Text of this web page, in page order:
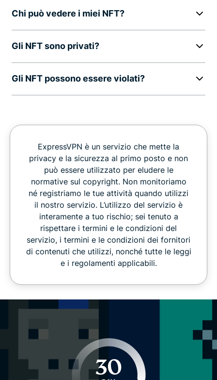
Chi può vedere i miei NFT?
Gli NFT sono privati?
Gli NFT possono essere violati?
ExpressVPN è un servizio che mette la
privacy e la sicurezza al primo posto e non
può essere utilizzato per eludere le
normative sul copyright. Non monitoriamo
né registriamo le tue attività quando utilizzi
il nostro servizio. L’utilizzo del servizio è
interamente a tuo rischio; sei tenuto a
rispettare i termini e le condizioni del
servizio, i termini e le condizioni dei fornitori
di contenuti che utilizzi, nonché tutte le leggi
e i regolamenti applicabili.
30